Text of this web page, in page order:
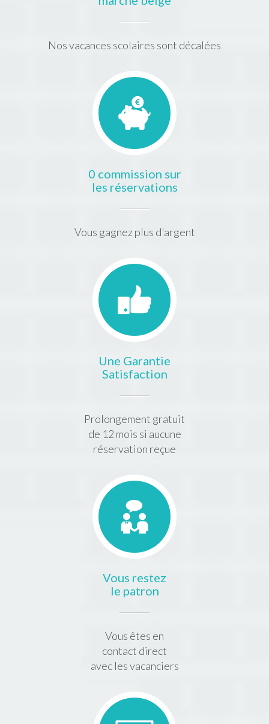
Nos vacances scolaires sont décalées
0 commission sur
les réservations
Vous gagnez plus d'argent
Une Garantie
Satisfaction
Prolongement gratuit
de 12 mois si aucune
réservation reçue
Vous restez
le patron
Vous êtes en
contact direct
avec les vacanciers